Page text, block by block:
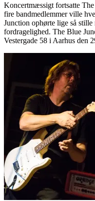
Koncertmæssigt fortsatte
fire bandmedlemmer ville
Junction ophørte lige så
fordragelighed. The Blue
Vestergade 58 i Aarhus den